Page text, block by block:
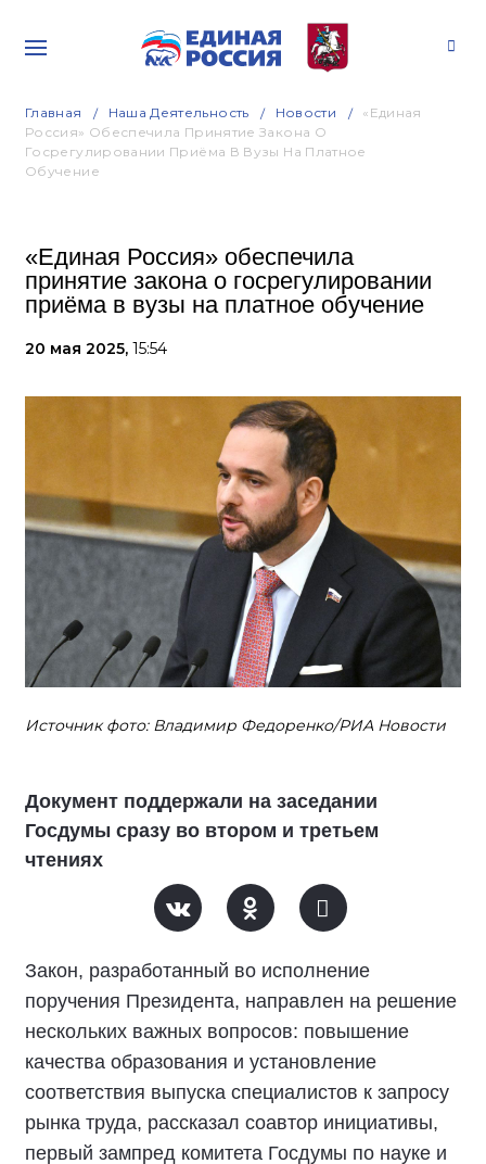
Главная Наша Деятельность Новости
«Единая
Россия» Обеспечила Принятие Закона О
Госрегулировании Приёма В Вузы На Платное
Обучение
«Единая Россия» обеспечила
принятие закона о госрегулировании
приёма в вузы на платное обучение
20 мая 2025, 15:54
Источник фото: Владимир Федоренко/РИА Новости
Документ поддержали на заседании
Госдумы сразу во втором и третьем
чтениях
Закон, разработанный во исполнение
поручения Президента, направлен на решение
нескольких важных вопросов: повышение
качества образования и установление
соответствия выпуска специалистов к запросу
рынка труда, рассказал соавтор инициативы,
первый зампред комитета Госдумы по науке и